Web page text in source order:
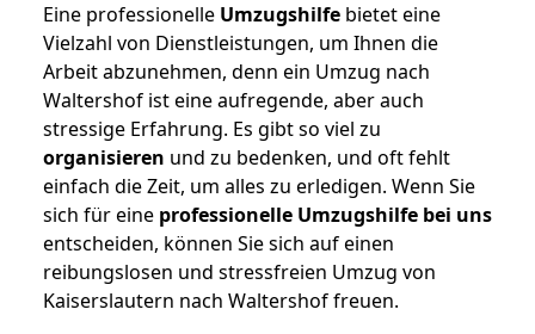
Eine professionelle Umzugshilfe bietet eine
Vielzahl von Dienstleistungen, um Ihnen die
Arbeit abzunehmen, denn ein Umzug nach
Waltershof ist eine aufregende, aber auch
stressige Erfahrung. Es gibt so viel zu
organisieren und zu bedenken, und oft fehlt
einfach die Zeit, um alles zu erledigen. Wenn Sie
sich für eine professionelle Umzugshilfe bei uns
entscheiden, können Sie sich auf einen
reibungslosen und stressfreien Umzug von
Kaiserslautern nach Waltershof freuen.